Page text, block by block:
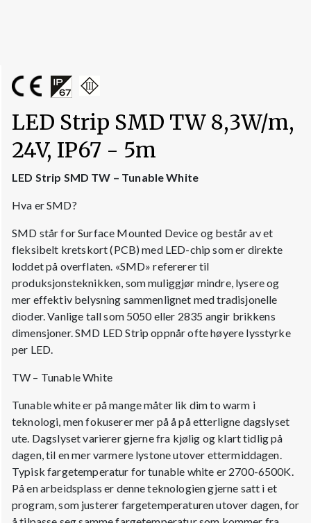
LED Strip SMD TW 8,3W/m,
24V, IP67 - 5m
LED Strip SMD TW – Tunable White
Hva er SMD?
SMD står for Surface Mounted Device og består av et
fleksibelt kretskort (PCB) med LED-chip som er direkte
loddet på overflaten. «SMD» refererer til
produksjonsteknikken, som muliggjør mindre, lysere og
mer effektiv belysning sammenlignet med tradisjonelle
dioder. Vanlige tall som 5050 eller 2835 angir brikkens
dimensjoner. SMD LED Strip oppnår ofte høyere lysstyrke
per LED.
TW – Tunable White
Tunable white er på mange måter lik dim to warm i
teknologi, men fokuserer mer på å på etterligne dagslyset
ute. Dagslyset varierer gjerne fra kjølig og klart tidlig på
dagen, til en mer varmere lystone utover ettermiddagen.
Typisk fargetemperatur for tunable white er 2700-6500K.
På en arbeidsplass er denne teknologien gjerne satt i et
program, som justerer fargetemperaturen utover dagen, for